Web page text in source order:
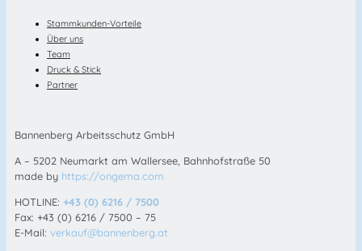
Stammkunden-Vorteile
Über uns
Team
Druck & Stick
Partner
Bannenberg Arbeitsschutz GmbH
A – 5202 Neumarkt am Wallersee, Bahnhofstraße 50
made by https://ongema.com
HOTLINE: +43 (0) 6216 / 7500
Fax: +43 (0) 6216 / 7500 – 75
E-Mail: verkauf@bannenberg.at